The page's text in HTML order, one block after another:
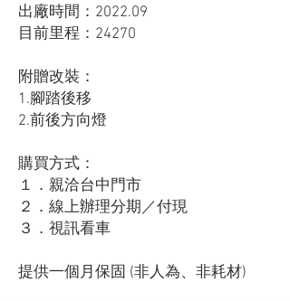
出廠時間：2022.09
目前里程：24270
附贈改裝：
1.腳踏後移
2.前後方向燈
購買方式：
１．親洽台中門市
２．線上辦理分期／付現
３．視訊看車
提供一個月保固 (非人為、非耗材)